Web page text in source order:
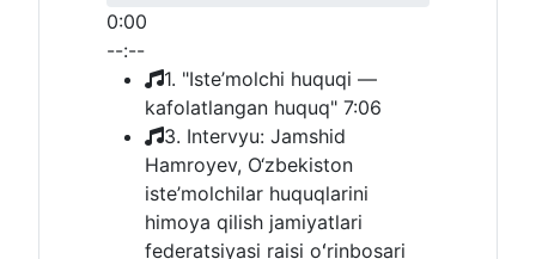
0:00
--:--
1. "Iste’molchi huquqi —
kafolatlangan huquq" 7:06
3. Intervyu: Jamshid
Hamroyev, O‘zbekiston
iste’molchilar huquqlarini
himoya qilish jamiyatlari
federatsiyasi raisi oʻrinbosari